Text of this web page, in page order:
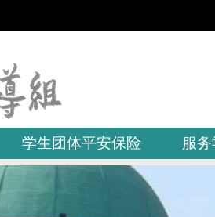
学生团体平安保险 服